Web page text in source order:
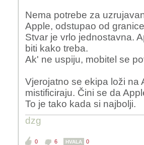
Nema potrebe za
Apple, odstupao od
Stvar je vrlo jednostavna.
biti kako treba.
Ak' ne uspiju, mobitel se
Vjerojatno se ekipa loži na
mistificiraju. Čini se da
To je tako kada si najbolji.
dzg
0 6 HVALA 0